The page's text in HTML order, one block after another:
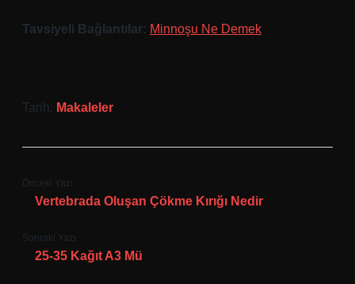
Tavsiyeli Bağlantılar: Minnoşu Ne Demek
Tarih: Makaleler
Önceki Yazı
Vertebrada Oluşan Çökme Kırığı Nedir
Sonraki Yazı
25-35 Kağıt A3 Mü